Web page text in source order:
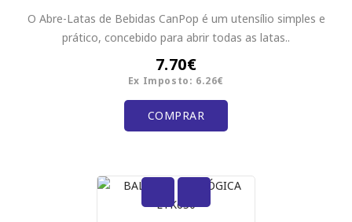
O Abre-Latas de Bebidas CanPop é um utensílio simples e
prático, concebido para abrir todas as latas..
7.70€
Ex Imposto: 6.26€
COMPRAR